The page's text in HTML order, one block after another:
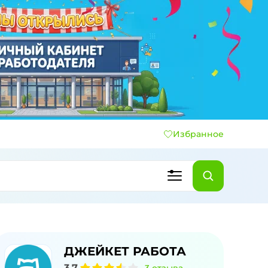
Избранное
ДЖЕЙКЕТ РАБОТА